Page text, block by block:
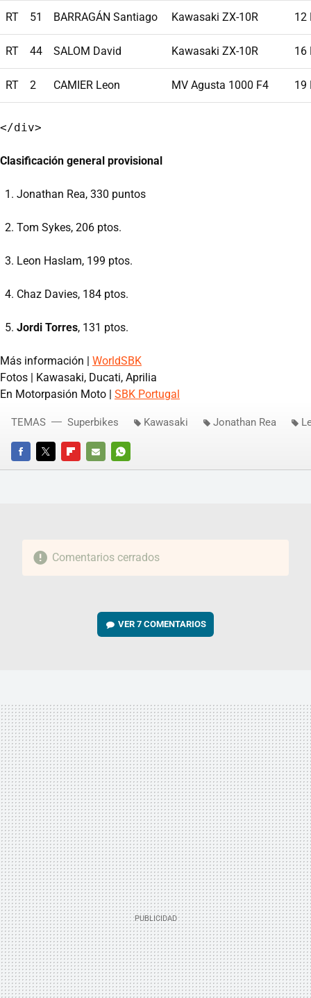
RT 51 BARRAGÁN Santiago Kawasaki ZX-10R 12
RT 44 SALOM David Kawasaki ZX-10R 16
RT 2 CAMIER Leon MV Agusta 1000 F4 19
Clasificación general provisional
Jonathan Rea, 330 puntos
Tom Sykes, 206 ptos.
Leon Haslam, 199 ptos.
Chaz Davies, 184 ptos.
Jordi Torres, 131 ptos.
Más información | WorldSBK
Fotos | Kawasaki, Ducati, Aprilia
En Motorpasión Moto | SBK Portugal
FACEBOOKTWITTERFLIPBOARD
E-
WHATSAPP
TEMAS Superbikes Kawasaki Jonathan Rea
Comentarios cerrados
VER7 COMENTARIOS